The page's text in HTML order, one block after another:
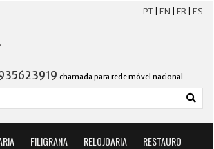
PT EN FR ES
chamada para rede móvel nacional
FILIGRANA RELOJOARIA
RESTAURO